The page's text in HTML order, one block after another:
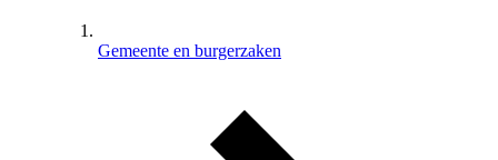
Gemeente en burgerzaken